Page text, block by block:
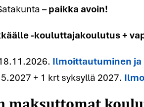
–paikka avoin!
-kouluttajakoulutus +
Ilmoittautuminen ja
+ 1 krt syksyllä 2027.